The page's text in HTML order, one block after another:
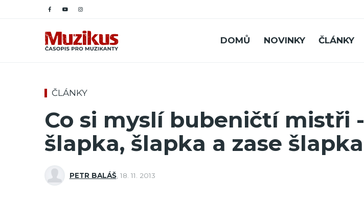
DOMŮ NOVINKY ČLÁNKY
ČLÁNKY
Co si myslí bubeničtí mistři -
šlapka, šlapka a zase šlapka
PETR BALÁŠ, 18. 11. 2013